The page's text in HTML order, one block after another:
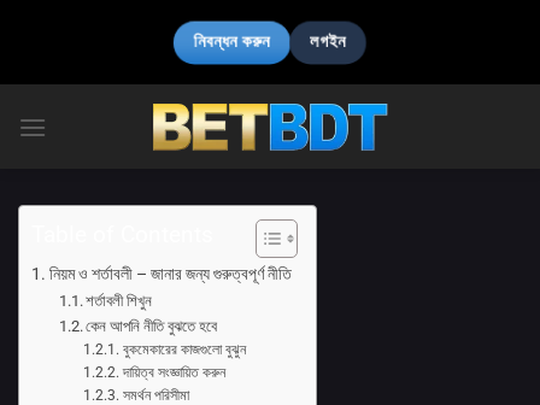
নিবন্ধন করুন লগইন
নিয়ম ও শর্তাবলী – জানার জন্য গুরুত্বপূর্ণ নীতি
শর্তাবলী শিখুন
কেন আপনি নীতি বুঝতে হবে
বুকমেকারের কাজগুলো বুঝুন
দায়িত্ব সংজ্ঞায়িত করুন
সমর্থন পরিসীমা